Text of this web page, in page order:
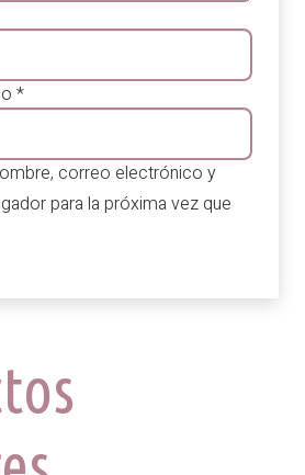
*
correo electrónico y
para la próxima vez que